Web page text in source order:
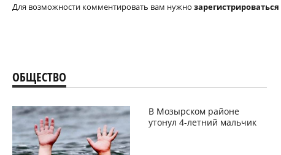
Для возможности комментировать вам нужно зарегистрироваться
ОБЩЕСТВО
В Мозырском районе
утонул 4-летний мальчик